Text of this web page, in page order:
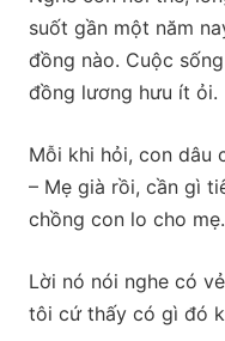
suốt gần một năm
đồng nào. Cuộc
đồng lương hưu ít ỏi.
Mỗi khi hỏi, con dâu
– Mẹ già rồi, cần gì
chồng con lo cho mẹ.
Lời nó nói nghe có
tôi cứ thấy có gì đó